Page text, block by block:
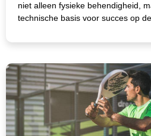
niet alleen fysieke behendigheid,
technische basis voor succes op